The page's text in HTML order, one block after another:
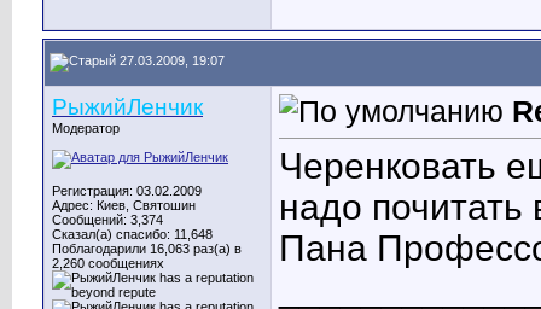
27.03.2009, 19:07
РыжийЛенчик
Модератор
Регистрация: 03.02.2009
Адрес: Киев, Святошин
Сообщений: 3,374
Сказал(а) спасибо: 11,648
Поблагодарили 16,063 раз(а) в
2,260 сообщениях
Черенковать
надо почитать
Пана